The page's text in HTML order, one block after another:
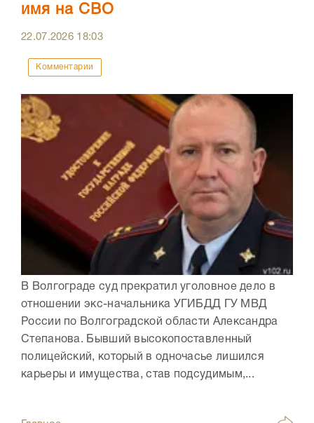
имя на СВО
22.07.2026 18:03
Комментарии
В Волгограде суд прекратил уголовное дело в
отношении экс-начальника УГИБДД ГУ МВД
России по Волгоградской области Александра
Степанова. Бывший высокопоставленный
полицейский, который в одночасье лишился
карьеры и имущества, став подсудимым,...